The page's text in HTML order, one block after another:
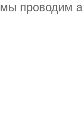
проводим